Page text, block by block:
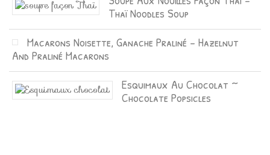
Thaï Noodles Soup
Macarons Noisette, Ganache Praliné – Hazelnut
And Praliné Macarons
Esquimaux Au Chocolat ~
Chocolate Popsicles